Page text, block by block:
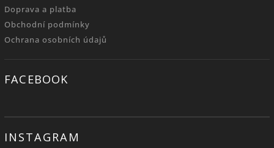
Doprava a platba
Obchodní podmínky
Ochrana osobních údajů
FACEBOOK
INSTAGRAM